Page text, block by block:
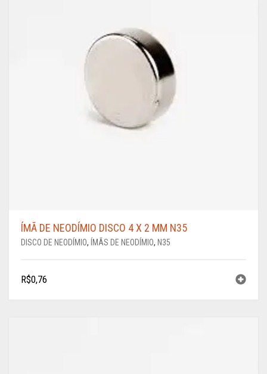
ÍMÃ DE NEODÍMIO DISCO 4 X 2 MM N35
DISCO DE NEODÍMIO, ÍMÃS DE NEODÍMIO, N35
R$0,76